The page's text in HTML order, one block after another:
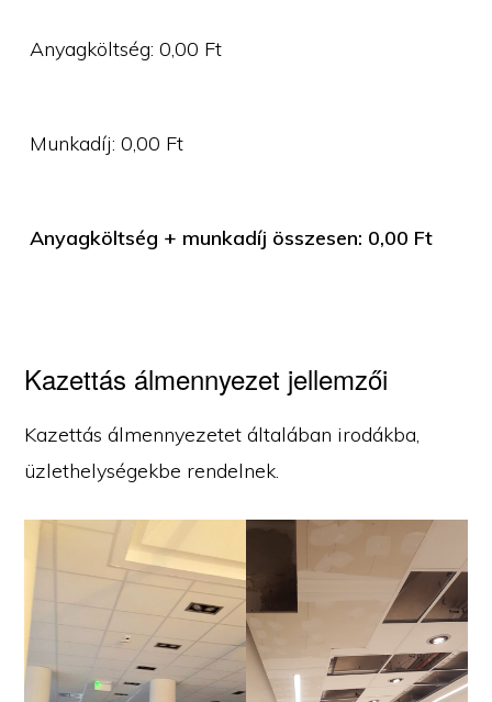
Anyagköltség:0,00 Ft
Munkadíj:0,00 Ft
Anyagköltség + munkadíj összesen: 0,00 Ft
Kazettás álmennyezet jellemzői
Kazettás álmennyezetet általában irodákba,
üzlethelységekbe rendelnek.